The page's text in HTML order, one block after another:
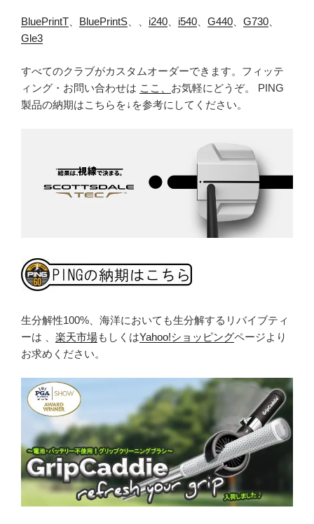
BluePrintT BluePrintS i240 i540 G440 G730
Gle3
すべてのクラブがカスタムオーダーできます。フィッテ
ィング・お問い合わせは ここ、 お気軽にどうぞ。 PING
製品の納期はこちらを↓を参考にしてください。
生分解性100%、海洋においても生分解するリバイブティ
ーは 、 楽天市場もしくはYahoo!ショッピングページより
お求めください。